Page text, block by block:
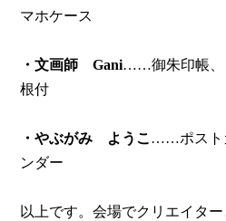
マホケース
・文画師 Gani……御朱印帳、
根付
・やぶがみ ようこ ……ポスト
ンダー
以上です。会場でクリエイタ